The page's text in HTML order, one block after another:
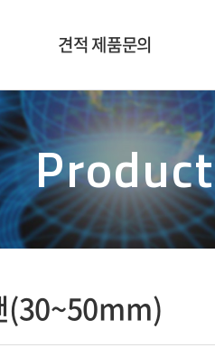
)
)
)
)
견적 제품문의
견적 제품문의
Product
(30~50mm)